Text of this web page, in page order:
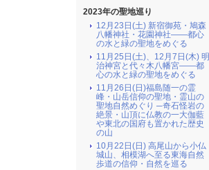
2023年の聖地巡り
12月23日(土) 新宿御苑・鳩森
八幡神社・花園神社――都心
の水と緑の聖地をめぐる
11月25日(土)、12月7日(木) 明
治神宮と代々木八幡宮――都
心の水と緑の聖地をめぐる
11月26日(日)福島随一の霊
峰・山岳信仰の聖地・霊山の
聖地自然めぐり ─奇石怪岩の
絶景・山頂に仏教の一大伽藍
や東北の国府も置かれた歴史
の山
10月22日(日) 高尾山から小仏
城山、相模湖へ至る東海自然
歩道の信仰・自然を巡る